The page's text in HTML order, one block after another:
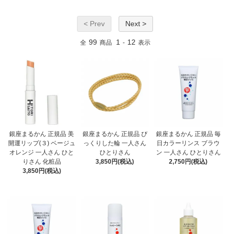
< Prev Next >
全 99 商品 1 - 12 表示
銀座まるかん 正規品 美
開運リップ(３) ベージュ
オレンジ 一人さん ひと
りさん 化粧品
3,850円(税込)
銀座まるかん 正規品 び
っくりした輪 一人さん
ひとりさん
3,850円(税込)
銀座まるかん 正規品 毎
日カラーリンス ブラウ
ン 一人さん ひとりさん
2,750円(税込)